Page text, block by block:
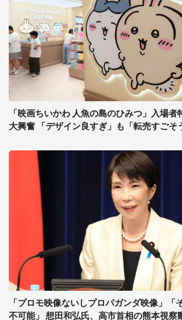
「映画ちいかわ 人魚の島のひみつ」入場者
大興奮 「デザイン良すぎ」も「転売すごそ
「プロモ映像ないしプロパガンダ映像」「
不可能」 想田和弘氏、高市首相の熊本視察